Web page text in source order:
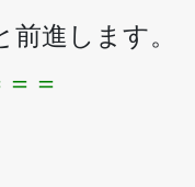
進します。
＝